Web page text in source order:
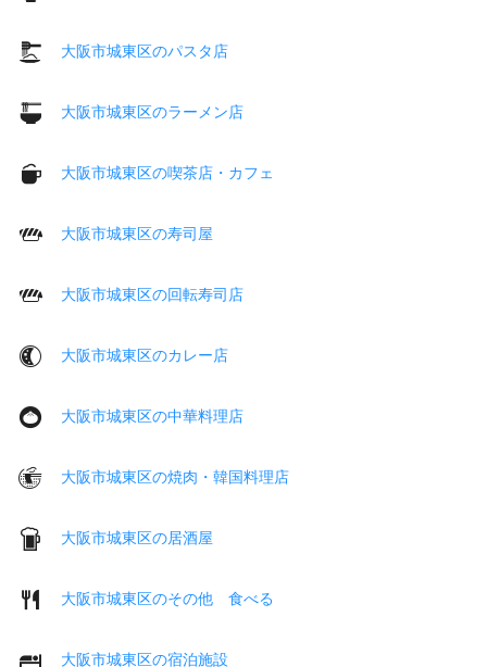
大阪市城東区のパスタ店
大阪市城東区のラーメン店
大阪市城東区の喫茶店・カフェ
大阪市城東区の寿司屋
大阪市城東区の回転寿司店
大阪市城東区のカレー店
大阪市城東区の中華料理店
大阪市城東区の焼肉・韓国料理店
大阪市城東区の居酒屋
大阪市城東区のその他 食べる
大阪市城東区の宿泊施設